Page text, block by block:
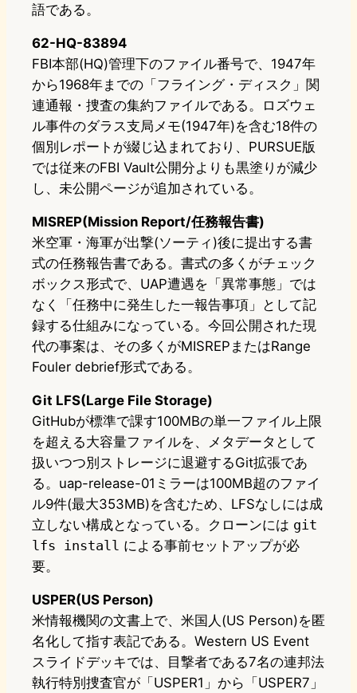
語である。
62-HQ-83894
FBI本部(HQ)管理下のファイル番号で、1947年
から1968年までの「フライング・ディスク」関
連通報・捜査の集約ファイルである。ロズウェ
ル事件のダラス支局メモ(1947年)を含む18件の
個別レポートが綴じ込まれており、PURSUE版
では従来のFBI Vault公開分よりも黒塗りが減少
し、未公開ページが追加されている。
MISREP(Mission Report/任務報告書)
米空軍・海軍が出撃(ソーティ)後に提出する書
式の任務報告書である。書式の多くがチェック
ボックス形式で、UAP遭遇を「異常事態」では
なく「任務中に発生した一報告事項」として記
録する仕組みになっている。今回公開された現
代の事案は、その多くがMISREPまたはRange
Fouler debrief形式である。
Git LFS(Large File Storage)
GitHubが標準で課す100MBの単一ファイル上限
を超える大容量ファイルを、メタデータとして
扱いつつ別ストレージに退避するGit拡張であ
る。uap-release-01ミラーは100MB超のファイ
ル9件(最大353MB)を含むため、LFSなしには成
立しない構成となっている。クローンには git
lfs install による事前セットアップが必
要。
USPER(US Person)
米情報機関の文書上で、米国人(US Person)を匿
名化して指す表記である。Western US Event
スライドデッキでは、目撃者である7名の連邦法
執行特別捜査官が「USPER1」から「USPER7」